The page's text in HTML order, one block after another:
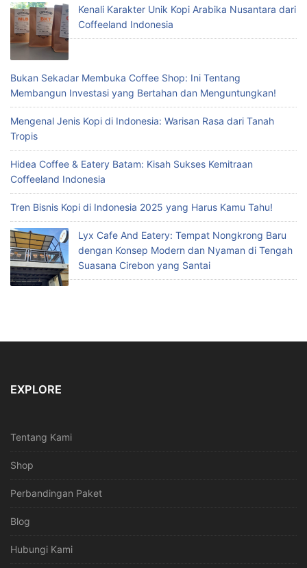
Kenali Karakter Unik Kopi Arabika Nusantara dari
Coffeeland Indonesia
Bukan Sekadar Membuka Coffee Shop: Ini Tentang
Membangun Investasi yang Bertahan dan Menguntungkan!
Mengenal Jenis Kopi di Indonesia: Warisan Rasa dari Tanah
Tropis
Hidea Coffee & Eatery Batam: Kisah Sukses Kemitraan
Coffeeland Indonesia
Tren Bisnis Kopi di Indonesia 2025 yang Harus Kamu Tahu!
Lyx Cafe And Eatery: Tempat Nongkrong Baru
dengan Konsep Modern dan Nyaman di Tengah
Suasana Cirebon yang Santai
EXPLORE
Tentang Kami
Shop
Perbandingan Paket
Blog
Hubungi Kami